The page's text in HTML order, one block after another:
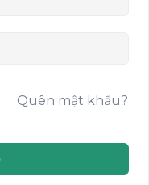
Quên mật khẩu?